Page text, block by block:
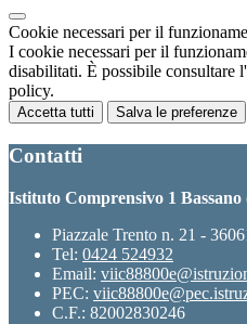
Cookie necessari per il
I cookie necessari per il
disabilitati. È possibile consultare
policy.
Accetta tutti Salva le preferenze
Contatti
Istituto Comprensivo 1 Bassano
Piazzale Trento n. 21 -
Tel: 0424 524932
Email:
PEC:
C.F.: 82002830246